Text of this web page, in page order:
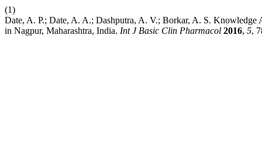
(1)
Date, A. P.; Date, A. A.; Dashputra, A. V.; Borkar, A. S.
in Nagpur, Maharashtra, India. Int J Basic Clin Pharmacol 2016, 5,